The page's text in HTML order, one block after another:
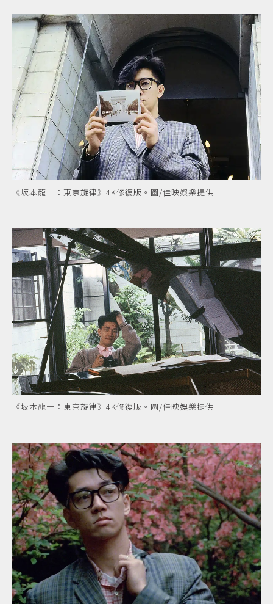
《坂本龍一：東京旋律》4K修復版。圖/佳映娛樂提供
《坂本龍一：東京旋律》4K修復版。圖/佳映娛樂提供